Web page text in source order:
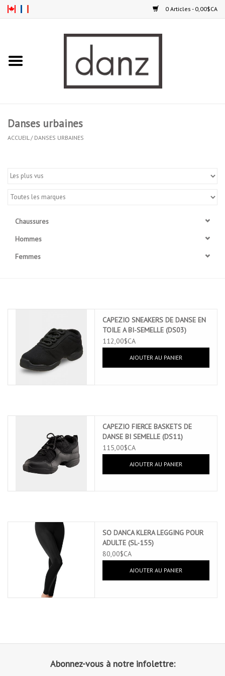
0 Articles - 0,00$CA
ENFANTS
FAIT AU QUEBEC
Marques
Gift Card
Danses urbaines
ACCUEIL / DANSES URBAINES
Chaussures
Hommes
Femmes
CAPEZIO SNEAKERS DE DANSE EN
TOILE A BI-SEMELLE (DS03)
112,00$CA
AJOUTER AU PANIER
CAPEZIO FIERCE BASKETS DE
DANSE BI SEMELLE (DS11)
115,00$CA
AJOUTER AU PANIER
SO DANCA KLERA LEGGING POUR
ADULTE (SL-155)
80,00$CA
AJOUTER AU PANIER
Abonnez-vous à notre infolettre: